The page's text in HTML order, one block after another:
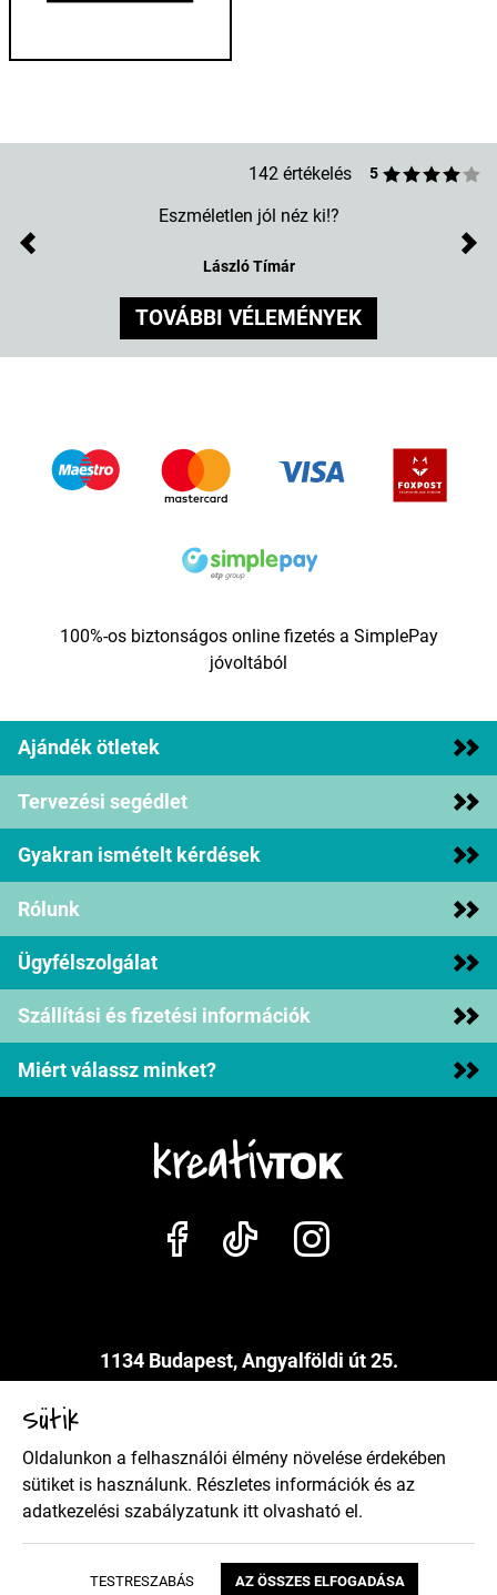
142 értékelés 5
Eszméletlen jól néz ki!?
László Tímár
Previous
TOVÁBBI VÉLEMÉNYEK
100%-os biztonságos online fizetés a SimplePay
jóvoltából
Ajándék ötletek
Tervezési segédlet
Gyakran ismételt kérdések
Rólunk
Ügyfélszolgálat
Szállítási és fizetési információk
Miért válassz minket?
1134 Budapest, Angyalföldi út 25.
Adatkezelési szabályzat
Sütik
Oldalunkon a felhasználói élmény növelése érdekében
sütiket is használunk. Részletes információk és az
adatkezelési szabályzatunk itt olvasható el.
TESTRESZABÁS AZ ÖSSZES ELFOGADÁSA